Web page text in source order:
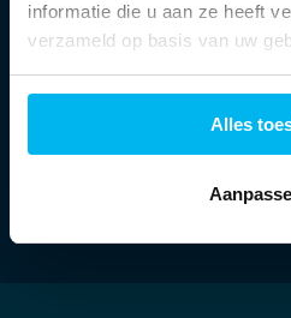
informatie die u aan ze heeft
verzameld op basis van uw
Alles
Di t/m vr:09:30 - 18:00 uur
Za:
09:00 - 17:00 uur